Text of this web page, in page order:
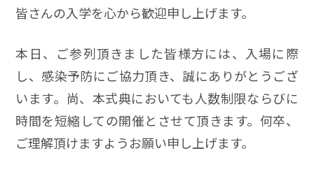
皆さんの入学を心から歓迎申し上げます。
本日、ご参列頂きました皆様方には、入場に際
し、感染予防にご協力頂き、誠にありがとうござ
います。尚、本式典においても人数制限ならびに
時間を短縮しての開催とさせて頂きます。何卒、
ご理解頂けますようお願い申し上げます。